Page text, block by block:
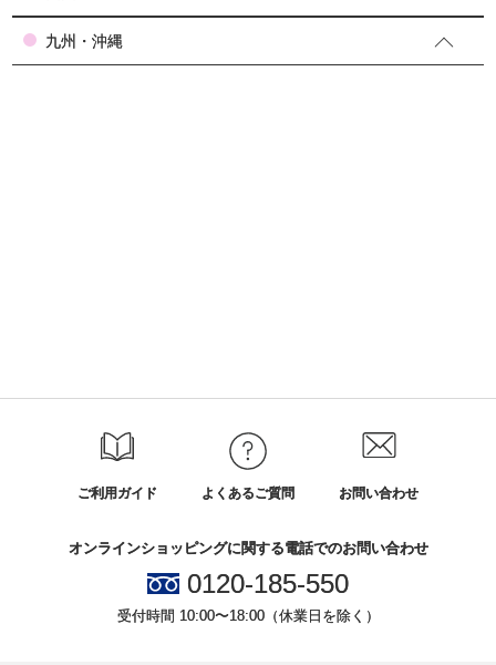
九州・沖縄
ご利用ガイド よくあるご質問 お問い合わせ
オンラインショッピングに関する電話でのお問い合わせ
0120-185-550
受付時間 10:00〜18:00（休業日を除く）